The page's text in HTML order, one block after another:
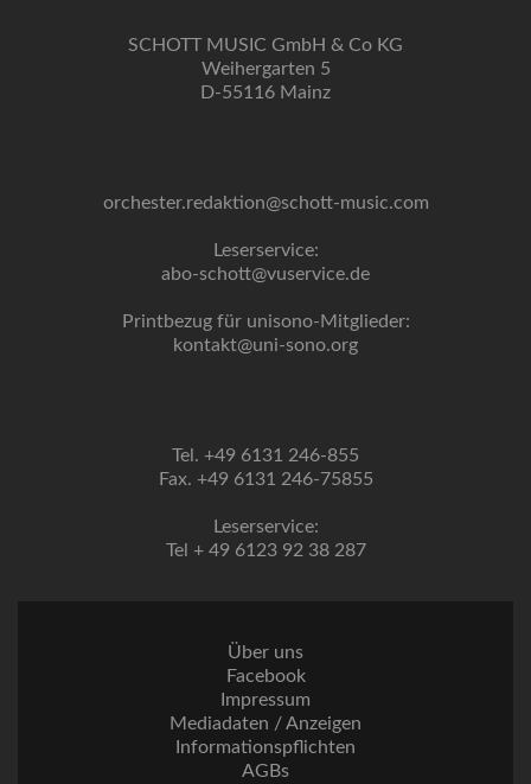
SCHOTT MUSIC GmbH & Co KG
Weihergarten 5
D-55116 Mainz
orchester.redaktion@schott-music.com
Leserservice:
abo-schott@vuservice.de
Printbezug für unisono-Mitglieder:
kontakt@uni-sono.org
Tel. +49 6131 246-855
Fax. +49 6131 246-75855
Leserservice:
Tel + 49 6123 92 38 287
Über uns
Facebook
Impressum
Mediadaten / Anzeigen
Informationspflichten
AGBs